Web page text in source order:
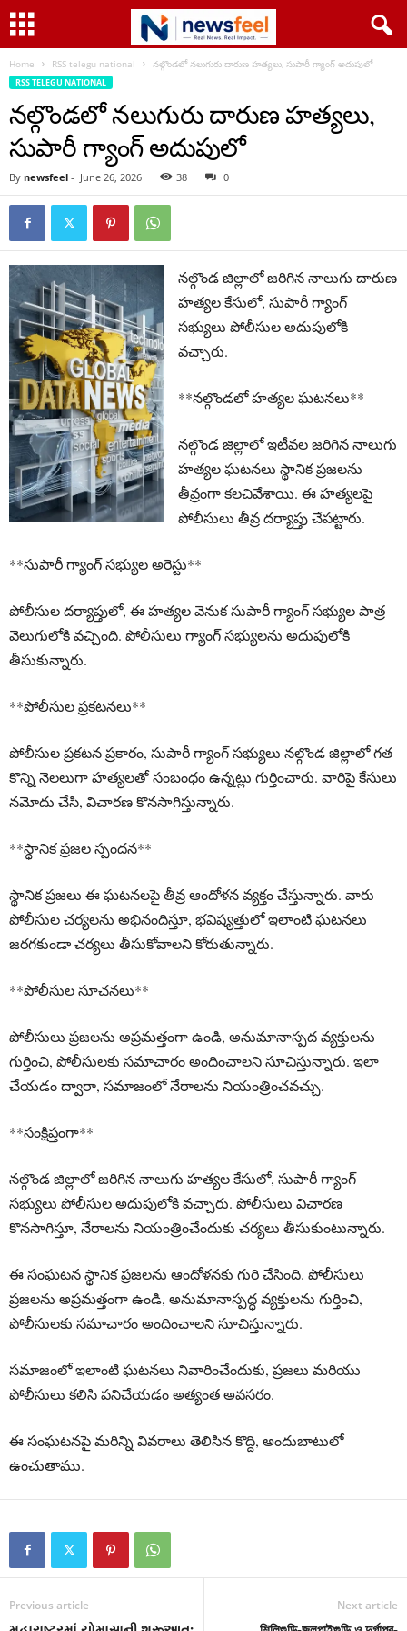
Home RSS telegu national నల్గొండలో నలుగురు దారుణ హత్యలు, సుపారీ గ్యాంగ్‌ అదుపులో
RSS TELEGU NATIONAL
నల్గొండలో నలుగురు దారుణ హత్యలు,
సుపారీ గ్యాంగ్‌ అదుపులో
By newsfeel - June 26, 2026 38 0
నల్గొండ జిల్లాలో జరిగిన నాలుగు దారుణ
హత్యల కేసులో, సుపారీ గ్యాంగ్
సభ్యులు పోలీసుల అదుపులోకి
వచ్చారు.
**నల్గొండలో హత్యల ఘటనలు**
నల్గొండ జిల్లాలో ఇటీవల జరిగిన నాలుగు
హత్యల ఘటనలు స్థానిక ప్రజలను
తీవ్రంగా కలచివేశాయి. ఈ హత్యలపై
పోలీసులు తీవ్ర దర్యాప్తు చేపట్టారు.
**సుపారీ గ్యాంగ్ సభ్యుల అరెస్టు**
పోలీసుల దర్యాప్తులో, ఈ హత్యల వెనుక సుపారీ గ్యాంగ్ సభ్యుల పాత్ర
వెలుగులోకి వచ్చింది. పోలీసులు గ్యాంగ్ సభ్యులను అదుపులోకి
తీసుకున్నారు.
**పోలీసుల ప్రకటనలు**
పోలీసుల ప్రకటన ప్రకారం, సుపారీ గ్యాంగ్ సభ్యులు నల్గొండ జిల్లాలో గత
కొన్ని నెలలుగా హత్యలతో సంబంధం ఉన్నట్లు గుర్తించారు. వారిపై కేసులు
నమోదు చేసి, విచారణ కొనసాగిస్తున్నారు.
**స్థానిక ప్రజల స్పందన**
స్థానిక ప్రజలు ఈ ఘటనలపై తీవ్ర ఆందోళన వ్యక్తం చేస్తున్నారు. వారు
పోలీసుల చర్యలను అభినందిస్తూ, భవిష్యత్తులో ఇలాంటి ఘటనలు
జరగకుండా చర్యలు తీసుకోవాలని కోరుతున్నారు.
**పోలీసుల సూచనలు**
పోలీసులు ప్రజలను అప్రమత్తంగా ఉండి, అనుమానాస్పద వ్యక్తులను
గుర్తించి, పోలీసులకు సమాచారం అందించాలని సూచిస్తున్నారు. ఇలా
చేయడం ద్వారా, సమాజంలో నేరాలను నియంత్రించవచ్చు.
**సంక్షిప్తంగా**
నల్గొండ జిల్లాలో జరిగిన నాలుగు హత్యల కేసులో, సుపారీ గ్యాంగ్
సభ్యులు పోలీసుల అదుపులోకి వచ్చారు. పోలీసులు విచారణ
కొనసాగిస్తూ, నేరాలను నియంత్రించేందుకు చర్యలు తీసుకుంటున్నారు.
ఈ సంఘటన స్థానిక ప్రజలను ఆందోళనకు గురి చేసింది. పోలీసులు
ప్రజలను అప్రమత్తంగా ఉండి, అనుమానాస్పద్ధ వ్యక్తులను గుర్తించి,
పోలీసులకు సమాచారం అందించాలని సూచిస్తున్నారు.
సమాజంలో ఇలాంటి ఘటనలు నివారించేందుకు, ప్రజలు మరియు
పోలీసులు కలిసి పనిచేయడం అత్యంత అవసరం.
ఈ సంఘటనపై మరిన్ని వివరాలు తెలిసిన కొద్ది, అందుబాటులో
ఉంచుతాము.
Previous article Next article